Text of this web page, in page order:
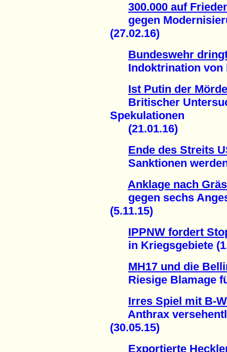
300.000 auf
gegen
(27.02.16)
Bundeswehr
Indoktrination von
Ist Putin der
Britischer
Spekulationen
(21.01.16)
Ende des Streits
Sanktionen werden
Anklage nach
gegen sechs
(5.11.15)
IPPNW fordert
in Kriegsgebiete
MH17 und die
Riesige Blamage
Irres Spiel mit B-
Anthrax
(30.05.15)
Exportierte